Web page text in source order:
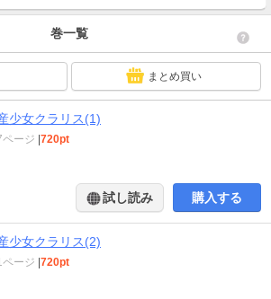
巻一覧
まとめ買い
少女クラリス(1)
ページ |720pt
試し読み 購入する
少女クラリス(2)
ページ |720pt